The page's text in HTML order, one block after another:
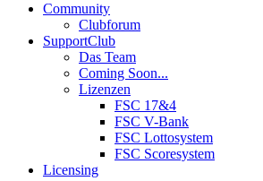
Community
Clubforum
SupportClub
Das Team
Coming Soon...
Lizenzen
FSC 17&4
FSC V-Bank
FSC Lottosystem
FSC Scoresystem
Licensing